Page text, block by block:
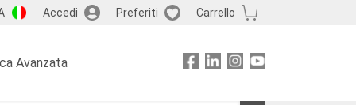
Accedi Preferiti Carrello
Avanzata